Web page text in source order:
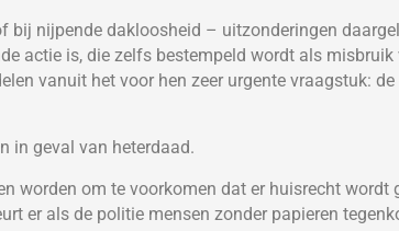
bij nijpende dakloosheid – uitzonderingen
actie is, die zelfs bestempeld wordt als misbruik
vanuit het voor hen zeer urgente vraagstuk:
in geval van heterdaad.
worden om te voorkomen dat er huisrecht wordt
er als de politie mensen zonder papieren